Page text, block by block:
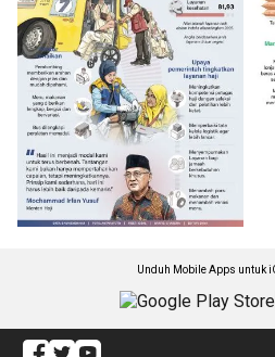
Unduh Mobile Apps untuk